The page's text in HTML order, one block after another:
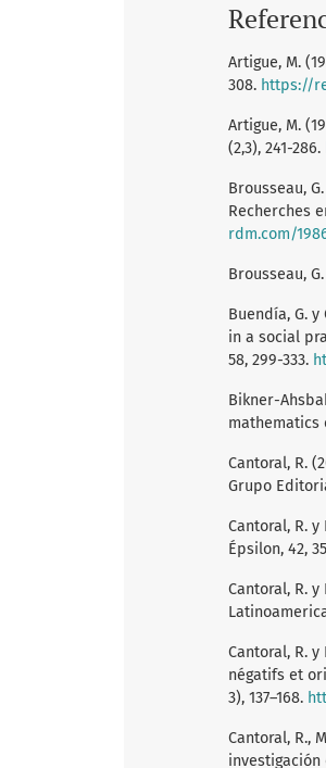
Artigue, M.
308. https://
Artigue, M.
(2,3), 241-286.
Brousseau,
Recherches
rdm.com/
Brousseau,
Buendía, G.
in a social
58, 299-333.
Bikner-
mathematics
Cantoral, R.
Grupo
Cantoral, R.
Épsilon, 42,
Cantoral, R.
Cantoral, R.
négatifs et
3), 137–168.
Cantoral, R.,